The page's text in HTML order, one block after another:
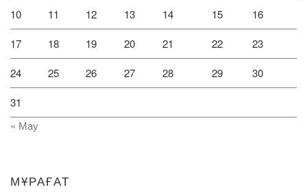
10 11 12 13 14 15 16
17 18 19 20 21 22 23
24 25 26 27 28 29 30
31
« Мау
МҰРАҒАТ